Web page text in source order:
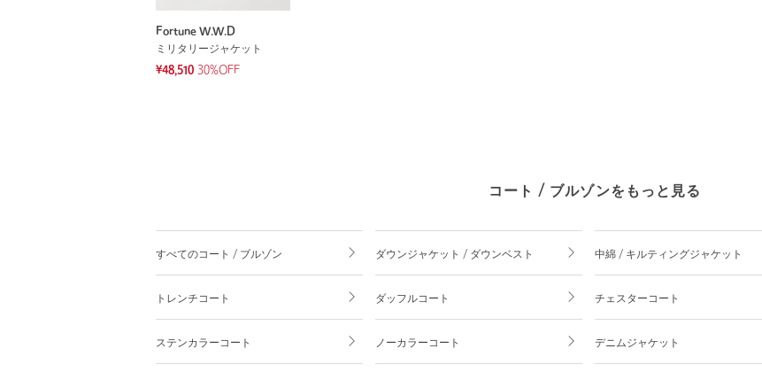
Fortune W.W.D
ミリタリージャケット
¥48,510 30%OFF
コート / ブルゾンをもっと見る
すべてのコート / ブルゾン ダウンジャケット / ダウンベスト 中綿 / キルティングジャケット
トレンチコート ダッフルコート チェスターコート
ステンカラーコート ノーカラーコート デニムジャケット